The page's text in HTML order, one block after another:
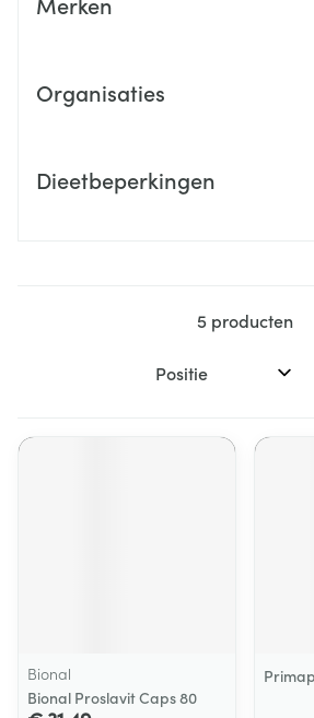
Organisaties
Dieetbeperkingen
5 producten
Sorteer op:
Bional
Bional Proslavit Caps 80